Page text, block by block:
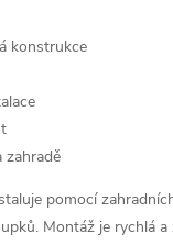
konstrukce
zahradě
pomocí
Montáž je rychlá a